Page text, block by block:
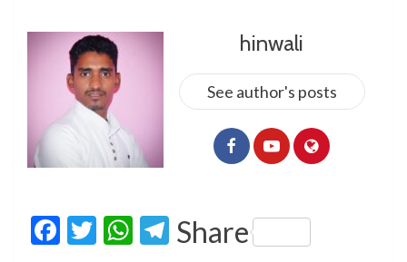
hinwali
See author's posts
Facebook
Twitter
WhatsApp
Telegram
Share